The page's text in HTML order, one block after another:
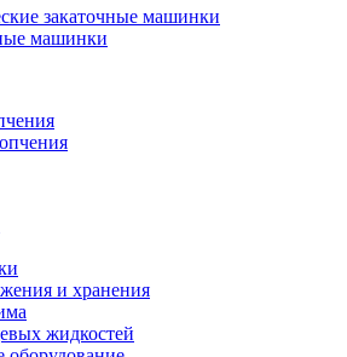
закаточные машинки
машинки
и хранения
жидкостей